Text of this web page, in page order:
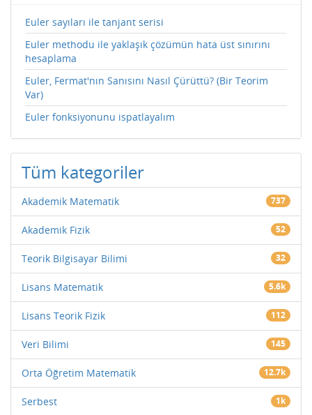
Euler sayıları ile tanjant serisi
Euler methodu ile yaklaşık çözümün hata üst sınırını
hesaplama
Euler, Fermat'nın Sanısını Nasıl Çürüttü? (Bir Teorim
Var)
Euler fonksiyonunu ispatlayalım
Tüm kategoriler
Akademik Matematik 737
Akademik Fizik 52
Teorik Bilgisayar Bilimi 32
Lisans Matematik 5.6k
Lisans Teorik Fizik 112
Veri Bilimi 145
Orta Öğretim Matematik 12.7k
Serbest 1k